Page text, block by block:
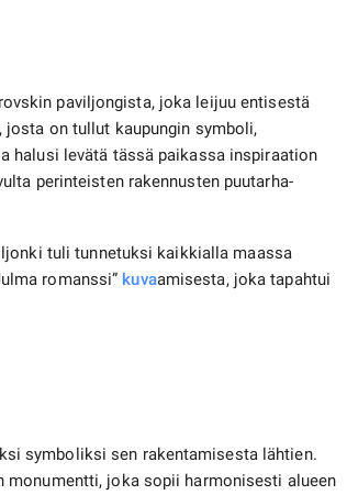
paviljongista, joka leijuu entisestä
on tullut kaupungin symboli,
halusi levätä tässä paikassa inspiraation
perinteisten rakennusten puutarha-
tuli tunnetuksi kaikkialla maassa
romanssi” kuvaamisesta, joka tapahtui
symboliksi sen rakentamisesta lähtien.
monumentti, joka sopii harmonisesti alueen